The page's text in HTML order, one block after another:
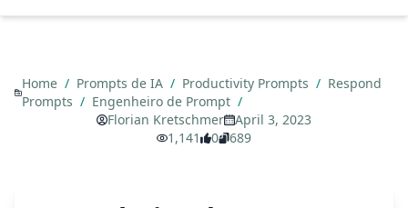
Home / Prompts de IA / Productivity Prompts / Respond
Prompts / Engenheiro de Prompt /
Florian Kretschmer
April 3, 2023
1,141
0 689